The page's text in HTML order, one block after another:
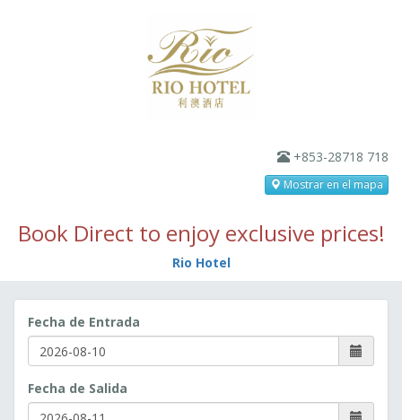
+853-28718 718
Mostrar en el mapa
Book Direct to enjoy exclusive prices!
Rio Hotel
Fecha de Entrada
Fecha de Salida